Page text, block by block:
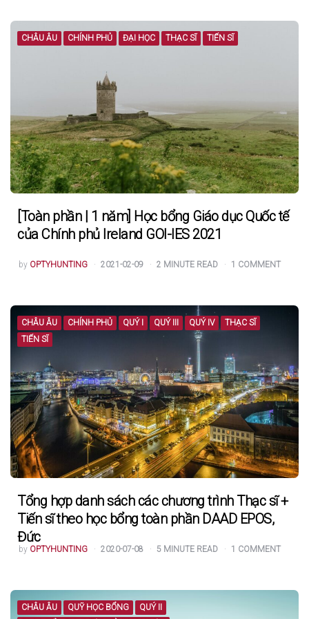
CHÂU ÂU CHÍNH PHỦ ĐẠI HỌC THẠC SĨ TIẾN SĨ
[Toàn phần | 1 năm] Học bổng Giáo dục Quốc tế
của Chính phủ Ireland GOI-IES 2021
POSTED
BY
by OPTYHUNTING 2021-02-09 2 MINUTE READ 1 COMMENT
CHÂU ÂU CHÍNH PHỦ QUÝ I QUÝ III QUÝ IV
THẠC SĨ
TIẾN SĨ
Tổng hợp danh sách các chương trình Thạc sĩ +
Tiến sĩ theo học bổng toàn phần DAAD EPOS,
Đức
POSTED
BY
by OPTYHUNTING 2020-07-08 5 MINUTE READ 1 COMMENT
CHÂU ÂU QUỸ HỌC BỔNG
QUÝ II